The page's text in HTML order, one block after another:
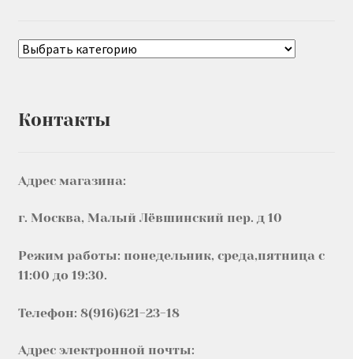
Контакты
Адрес магазина:
г. Москва, Малый Лёвшинский пер. д 10
Режим работы: понедельник, среда,пятница с
11:00 до 19:30.
Телефон: 8(916)621-23-18
Адрес электронной почты: